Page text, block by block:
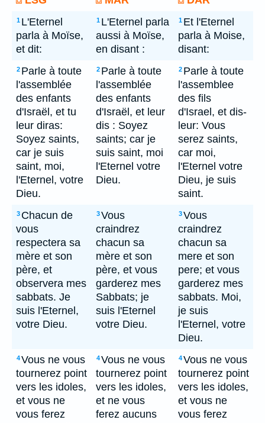
1 L'Eternel
parla à Moïse,
et dit:
1 L'Eternel parla
aussi à Moïse,
en disant :
1 Et l'Eternel
parla à Moise,
disant:
2 Parle à toute
l'assemblée
des enfants
d'Israël, et tu
leur diras:
Soyez saints,
car je suis
saint, moi,
l'Eternel, votre
Dieu.
2 Parle à toute
l'assemblée
des enfants
d'Israël, et leur
dis : Soyez
saints; car je
suis saint, moi
l'Eternel votre
Dieu.
2 Parle à toute
l'assemblee
des fils
d'Israel, et dis-
leur: Vous
serez saints,
car moi,
l'Eternel votre
Dieu, je suis
saint.
3 Chacun de
vous
respectera sa
mère et son
père, et
observera mes
sabbats. Je
suis l'Eternel,
votre Dieu.
3Vous
craindrez
chacun sa
mère et son
père, et vous
garderez mes
Sabbats; je
suis l'Eternel
votre Dieu.
3Vous
craindrez
chacun sa
mere et son
pere; et vous
garderez mes
sabbats. Moi,
je suis
l'Eternel, votre
Dieu.
4Vous ne vous
tournerez point
vers les idoles,
et vous ne
vous ferez
4Vous ne vous
tournerez point
vers les idoles,
et ne vous
ferez aucuns
4Vous ne vous
tournerez point
vers les idoles,
et vous ne
vous ferez